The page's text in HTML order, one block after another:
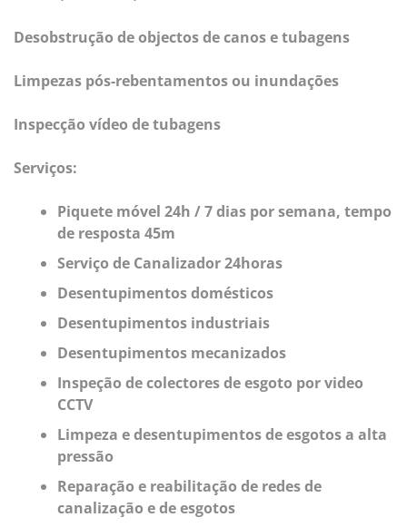
Desobstrução de objectos de canos e tubagens
Limpezas pós-rebentamentos ou inundações
Inspecção vídeo de tubagens
Serviços:
Piquete móvel 24h / 7 dias por semana, tempo
de resposta 45m
Serviço de Canalizador 24horas
Desentupimentos domésticos
Desentupimentos industriais
Desentupimentos mecanizados
Inspeção de colectores de esgoto por video
CCTV
Limpeza e desentupimentos de esgotos a alta
pressão
Reparação e reabilitação de redes de
canalização e de esgotos